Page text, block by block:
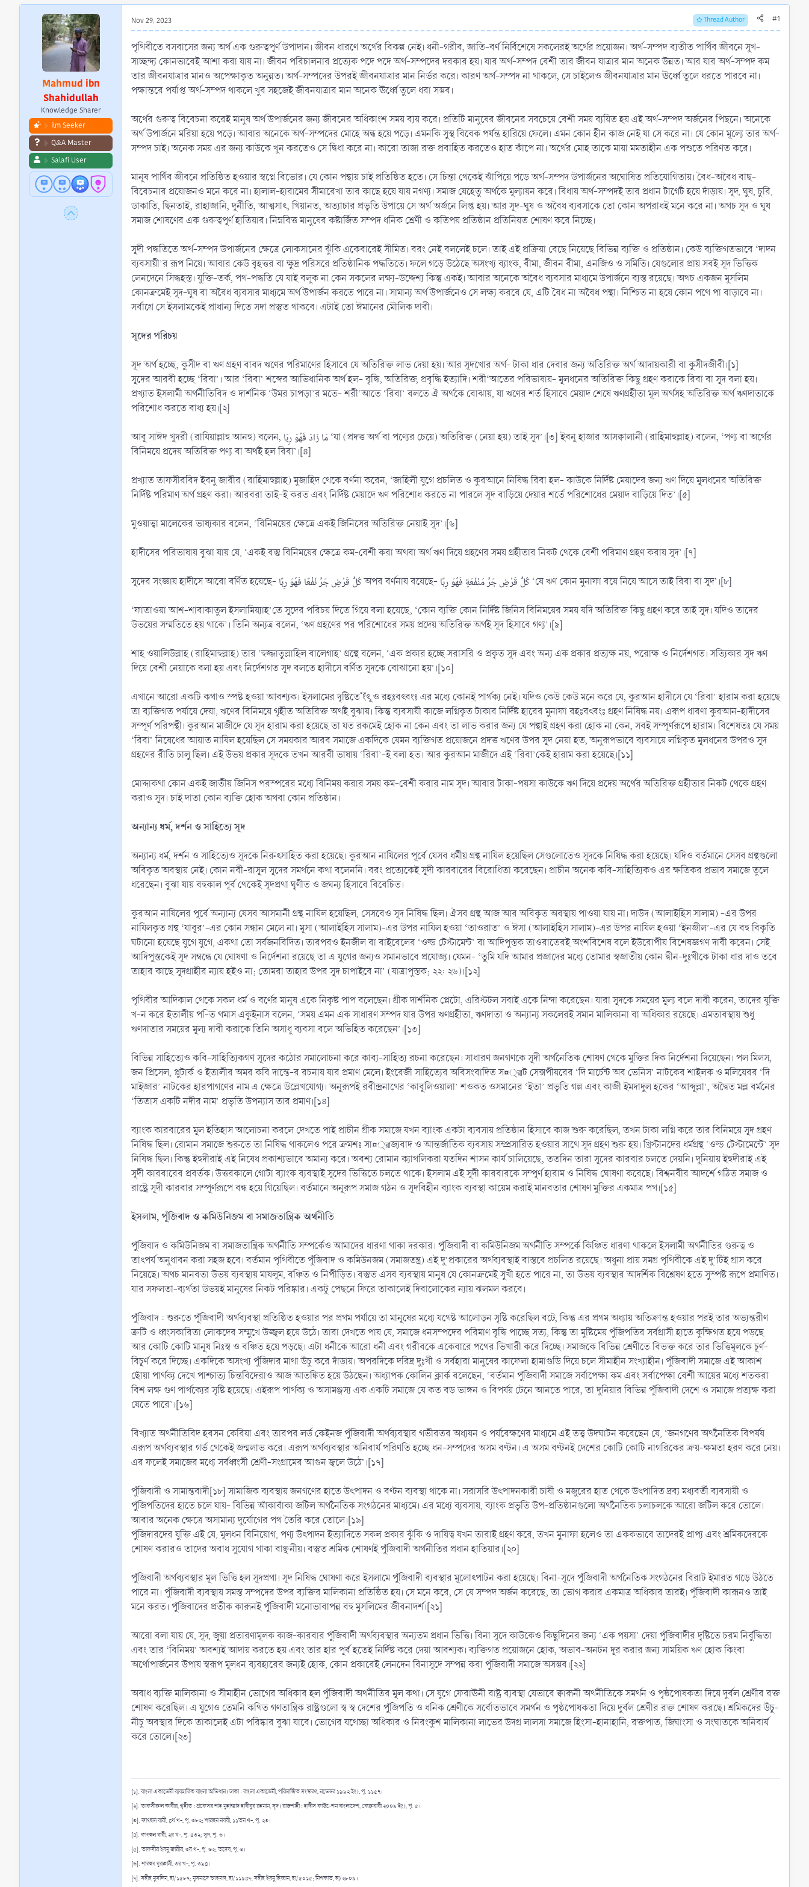
r
t
e
r
Mahmud ibn
Shahidullah
Knowledge Sharer
ilm Seeker
Q&A Master
Salafi User
Nov 29, 2023 Thread Author #1
পৃথিবীতে বসবাসের জন্য অর্থ এক গুরুত্বপূর্ণ উপাদান। জীবন ধারণে অর্থের বিকল্প নেই। ধনী-গরীব, জাতি-বর্ণ নির্বিশেষে সকলেরই অর্থের প্রয়োজন। অর্থ-সম্পদ ব্যতীত পার্থিব জীবনে সুখ-
সাচ্ছন্দ্য কোনভাবেই আশা করা যায় না। জীবন পরিচালনার প্রত্যেক পদে পদে অর্থ-সম্পদের দরকার হয়। যার অর্থ-সম্পদ বেশী তার জীবন যাত্রার মান অনেক উন্নত। আর যার অর্থ-সম্পদ কম
তার জীবনযাত্রার মানও অপেক্ষাকৃত অনুন্নত। অর্থ-সম্পদের উপরই জীবনযাত্রার মান নির্ভর করে। কারণ অর্থ-সম্পদ না থাকলে, সে চাইলেও জীবনযাত্রার মান ঊর্ধ্বে তুলে ধরতে পারবে না।
পক্ষান্তরে পর্যাপ্ত অর্থ-সম্পদ থাকলে খুব সহজেই জীবনযাত্রার মান অনেক ঊর্ধ্বে তুলে ধরা সম্ভব।
অর্থের গুরুত্ব বিবেচনা করেই মানুষ অর্থ উপার্জনের জন্য জীবনের অধিকাংশ সময় ব্যয় করে। প্রতিটি মানুষের জীবনের সবচেয়ে বেশী সময় ব্যয়িত হয় এই অর্থ-সম্পদ অর্জনের পিছনে। অনেকে
অর্থ উপার্জনে মরিয়া হয়ে পড়ে। আবার অনেকে অর্থ-সম্পদের মোহে অন্ধ হয়ে পড়ে। এমনকি সুস্থ বিবেক পর্যন্ত হারিয়ে ফেলে। এমন কোন হীন কাজ নেই যা সে করে না। যে কোন মূল্যে তার অর্থ-
সম্পদ চাই। অনেক সময় এর জন্য কাউকে খুন করতেও সে দ্বিধা করে না। কারো তাজা রক্ত প্রবাহিত করতেও হাত কাঁপে না। অর্থের মোহ তাকে মায়া মমতাহীন এক পশুতে পরিণত করে।
মানুষ পার্থিব জীবনে প্রতিষ্ঠিত হওয়ার স্বপ্নে বিভোর। যে কোন পন্থায় চাই প্রতিষ্ঠিত হতে। সে চিন্তা থেকেই ঝাঁপিয়ে পড়ে অর্থ-সম্পদ উপার্জনের অঘোষিত প্রতিযোগিতায়। বৈধ-অবৈধ বাছ-
বিবেচনার প্রয়োজনও মনে করে না। হালাল-হারামের সীমারেখা তার কাছে হয়ে যায় নগণ্য। সমাজ যেহেতু অর্থকে মূল্যায়ন করে। বিধায় অর্থ-সম্পদই তার প্রধান টার্গেট হয়ে দাঁড়ায়। সূদ, ঘুষ, চুরি,
ডাকাতি, ছিনতাই, রাহাজানি, দুর্নীতি, আত্মসাৎ, খিয়ানত, অত্যাচার প্রভৃতি উপায়ে সে অর্থ অর্জনে লিপ্ত হয়। আর সূদ-ঘুষ ও অবৈধ ব্যবসাকে তো কোন অপরাধই মনে করে না। অথচ সূদ ও ঘুষ
সমাজ শোষণের এক গুরুত্বপূর্ণ হাতিয়ার। নিম্নবিত্ত মানুষের কষ্টার্জিত সম্পদ ধনিক শ্রেণী ও কতিপয় প্রতিষ্ঠান প্রতিনিয়ত শোষণ করে নিচ্ছে।
সূদী পদ্ধতিতে অর্থ-সম্পদ উপার্জনের ক্ষেত্রে লোকসানের ঝুঁকি একেবারেই সীমিত। বরং নেই বললেই চলে। তাই এই প্রক্রিয়া বেছে নিয়েছে বিভিন্ন ব্যক্তি ও প্রতিষ্ঠান। কেউ ব্যক্তিগতভাবে ‘দাদন
ব্যবসায়ী’র রূপ নিয়ে। আবার কেউ বৃহত্তর বা ক্ষুদ্র পরিসরে প্রতিষ্ঠানিক পদ্ধতিতে। ফলে গড়ে উঠেছে অসংখ্য ব্যাংক, বীমা, জীবন বীমা, এনজিও ও সমিতি। যেগুলোর প্রায় সবই সূদ ভিত্তিক
লেনদেনে সিদ্ধহস্ত। যুক্তি-তর্ক, পথ-পদ্ধতি যে যাই বলুক না কেন সকলের লক্ষ্য-উদ্দেশ্য কিন্তু একই। আবার অনেকে অবৈধ ব্যবসার মাধ্যমে উপার্জনে ব্যস্ত রয়েছে। অথচ একজন মুসলিম
কোনক্রমেই সূদ-ঘুষ বা অবৈধ ব্যবসার মাধ্যমে অর্থ উপার্জন করতে পারে না। সামান্য অর্থ উপার্জনেও সে লক্ষ্য করবে যে, এটি বৈধ না অবৈধ পন্থা। নিশ্চিত না হয়ে কোন পথে পা বাড়াবে না।
সর্বাগ্রে সে ইসলামকেই প্রাধান্য দিতে সদা প্রস্তুত থাকবে। এটাই তো ঈমানের মৌলিক দাবী।
সূদের পরিচয়
সূদ অর্থ হচ্ছে, কুসীদ বা ঋণ গ্রহণ বাবদ ঋণের পরিমাণের হিসাবে যে অতিরিক্ত লাভ দেয়া হয়। আর সূদখোর অর্থ- টাকা ধার দেবার জন্য অতিরিক্ত অর্থ আদায়কারী বা কুসীদজীবী।[১]
সূদের আরবী হচ্ছে ‘রিবা’। আর ‘রিবা’ শব্দের আভিধানিক অর্থ হল- বৃদ্ধি, অতিরিক্ত, প্রবৃদ্ধি ইত্যাদি। শরী‘আতের পরিভাষায়- মূলধনের অতিরিক্ত কিছু গ্রহণ করাকে রিবা বা সূদ বলা হয়।
প্রখ্যাত ইসলামী অর্থনীতিবিদ ও দার্শনিক ‘উমর চাপড়া’র মতে- শরী‘আতে ‘রিবা’ বলতে ঐ অর্থকে বোঝায়, যা ঋণের শর্ত হিসাবে মেয়াদ শেষে ঋণগ্রহীতা মূল অর্থসহ অতিরিক্ত অর্থ ঋণদাতাকে
পরিশোধ করতে বাধ্য হয়।[২]
আবূ সাঈদ খুদরী (রাযিয়াল্লাহু আনহু) বলেন, مَا زَادَ فَهُوَ رِبَا ‘যা (প্রদত্ত অর্থ বা পণ্যের চেয়ে) অতিরিক্ত (নেয়া হয়) তাই সূদ’।[৩] ইবনু হাজার আসক্বালানী (রাহিমাহুল্লাহ) বলেন, ‘পণ্য বা অর্থের
বিনিময়ে প্রদেয় অতিরিক্ত পণ্য বা অর্থই হল রিবা’।[৪]
প্রখ্যাত তাফসীরবিদ ইবনু জারীর (রাহিমাহুল্লাহ) মুজাহিদ থেকে বর্ণনা করেন, ‘জাহিলী যুগে প্রচলিত ও কুরআনে নিষিদ্ধ রিবা হল- কাউকে নির্দিষ্ট মেয়াদের জন্য ঋণ দিয়ে মূলধনের অতিরিক্ত
নির্দিষ্ট পরিমাণ অর্থ গ্রহণ করা। আরবরা তাই-ই করত এবং নির্দিষ্ট মেয়াদে ঋণ পরিশোধ করতে না পারলে সূদ বাড়িয়ে দেয়ার শর্তে পরিশোধের মেয়াদ বাড়িয়ে দিত’।[৫]
মুওয়াত্ত্বা মালেকের ভাষ্যকার বলেন, ‘বিনিময়ের ক্ষেত্রে একই জিনিসের অতিরিক্ত নেয়াই সূদ’।[৬]
হাদীসের পরিভাষায় বুঝা যায় যে, ‘একই বস্তু বিনিময়ের ক্ষেত্রে কম-বেশী করা অথবা অর্থ ঋণ দিয়ে গ্রহণের সময় গ্রহীতার নিকট থেকে বেশী পরিমাণ গ্রহণ করায় সূদ’।[৭]
সূদের সংজ্ঞায় হাদীসে আরো বর্ণিত হয়েছে- كُلُّ قَرْضٍ جَرَّ نَفْعًا فَهُوَ رِبًا অপর বর্ণনায় রয়েছে- كُلُّ قَرْضٍ جَرَّ مَنْفَعَةٍ فَهُوَ رِبًا ‘যে ঋণ কোন মুনাফা বয়ে নিয়ে আসে তাই রিবা বা সূদ’।[৮]
‘ফাতাওয়া আশ-শাবাকাতুল ইসলামিয়্যাহ’তে সূদের পরিচয় দিতে গিয়ে বলা হয়েছে, ‘কোন ব্যক্তি কোন নির্দিষ্ট জিনিস বিনিময়ের সময় যদি অতিরিক্ত কিছু গ্রহণ করে তাই সূদ। যদিও তাদের
উভয়ের সম্মতিতে হয় থাকে’। তিনি অন্যত্র বলেন, ‘ঋণ গ্রহণের পর পরিশোধের সময় প্রদেয় অতিরিক্ত অর্থই সূদ হিসাবে গণ্য’।[৯]
শাহ ওয়ালিউল্লাহ (রাহিমাহুল্লাহ) তার ‘হুজ্জাতুল্লাহিল বালেগাহ’ গ্রন্থে বলেন, ‘এক প্রকার হচ্ছে সরাসরি ও প্রকৃত সূদ এবং অন্য এক প্রকার প্রত্যক্ষ নয়, পরোক্ষ ও নির্দেশগত। সত্যিকার সূদ ঋণ
দিয়ে বেশী নেয়াকে বলা হয় এবং নির্দেশগত সূদ বলতে হাদীসে বর্ণিত সূদকে বোঝানো হয়’।[১০]
এখানে আরো একটি কথাও স্পষ্ট হওয়া আবশ্যক। ইসলামের দৃষ্টিতে ঁংঁৎু ও রহঃবৎবংঃ এর মধ্যে কোনই পার্থক্য নেই। যদিও কেউ কেউ মনে করে যে, কুরআন হাদীসে যে ‘রিবা’ হারাম করা হয়েছে
তা ব্যক্তিগত পর্যায়ে দেয়া, ঋণের বিনিময়ে গৃহীত অতিরিক্ত অর্থই বুঝায়। কিন্তু ব্যবসায়ী কাজে লগ্নিকৃত টাকার নির্দিষ্ট হারের মুনাফা রহঃবৎবংঃ গ্রহণ নিষিদ্ধ নয়। এরূপ ধারণা কুরআন-হাদীসের
সম্পূর্ণ পরিপন্থী। কুরআন মাজীদে যে সূদ হারাম করা হয়েছে তা যত রকমেই হোক না কেন এবং তা লাভ করার জন্য যে পন্থাই গ্রহণ করা হোক না কেন, সবই সম্পূর্ণরূপে হারাম। বিশেষতঃ যে সময়
‘রিবা’ নিষেধের আয়াত নাযিল হয়েছিল সে সময়কার আরব সমাজে একদিকে যেমন ব্যক্তিগত প্রয়োজনে প্রদত্ত ঋণের উপর সূদ নেয়া হত, অনুরূপভাবে ব্যবসায়ে লগ্নিকৃত মূলধনের উপরও সূদ
গ্রহণের রীতি চালু ছিল। এই উভয় প্রকার সূদকে তখন আরবী ভাষায় ‘রিবা’-ই বলা হত। আর কুরআন মাজীদে এই ‘রিবা’কেই হারাম করা হয়েছে।[১১]
মোদ্দাকথা কোন একই জাতীয় জিনিস পরস্পরের মধ্যে বিনিময় করার সময় কম-বেশী করার নাম সূদ। আবার টাকা-পয়সা কাউকে ঋণ দিয়ে প্রদেয় অর্থের অতিরিক্ত গ্রহীতার নিকট থেকে গ্রহণ
করাও সূদ। চাই দাতা কোন ব্যক্তি হোক অথবা কোন প্রতিষ্ঠান।
অন্যান্য ধর্ম, দর্শন ও সাহিত্যে সূদ
অন্যান্য ধর্ম, দর্শন ও সাহিত্যেও সূদকে নিরুৎসাহিত করা হয়েছে। কুরআন নাযিলের পূর্বে যেসব ধর্মীয় গ্রন্থ নাযিল হয়েছিল সেগুলোতেও সূদকে নিষিদ্ধ করা হয়েছে। যদিও বর্তমানে সেসব গ্রন্থগুলো
অবিকৃত অবস্থায় নেই। কোন নবী-রাসূল সূদের সমর্থনে কথা বলেননি। বরং প্রত্যেকেই সূদী কারবারের বিরোধিতা করেছেন। প্রাচীন অনেক কবি-সাহিত্যিকও এর ক্ষতিকর প্রভাব সমাজে তুলে
ধরেছেন। বুঝা যায় বহুকাল পূর্ব থেকেই সূদপ্রথা ঘৃণীত ও জঘন্য হিসাবে বিবেচিত।
কুরআন নাযিলের পূর্বে অন্যান্য যেসব আসমানী গ্রন্থ নাযিল হয়েছিল, সেসবেও সূদ নিষিদ্ধ ছিল। ঐসব গ্রন্থ আজ আর অবিকৃত অবস্থায় পাওয়া যায় না। দাউদ (আলাইহিস সালাম) -এর উপর
নাযিলকৃত গ্রন্থ ‘যাবূর’-এর কোন সন্ধান মেলে না। মূসা (আলাইহিস সালাম)-এর উপর নাযিল হওয়া ‘তাওরাত’ ও ঈসা (আলাইহিস সালাম)-এর উপর নাযিল হওয়া ‘ইনজীল’-এর যে বহু বিকৃতি
ঘটানো হয়েছে যুগে যুগে, একথা তো সর্বজনবিদিত। তারপরও ইনজীল বা বাইবেলের ‘ওল্ড টেস্টামেন্ট’ বা আদিপুস্তক তাওরাতেরই অংশবিশেষ বলে ইউরোপীয় বিশেষজ্ঞগণ দাবী করেন। সেই
আদিপুস্তকেই সূদ সম্বন্ধে যে ঘোষণা ও নির্দেশনা রয়েছে তা এ যুগের জন্যও সমানভাবে প্রযোজ্য। যেমন- ‘তুমি যদি আমার প্রজাদের মধ্যে তোমার স্বজাতীয় কোন দ্বীন-দুঃখীকে টাকা ধার দাও তবে
তাহার কাছে সূদগ্রাহীর ন্যায় হইও না; তোমরা তাহার উপর সূদ চাপাইবে না’ (যাত্রাপুস্তক; ২২: ২৬)।[১২]
পৃথিবীর আদিকাল থেকে সকল ধর্ম ও বর্ণের মানুষ একে নিকৃষ্ট পাপ বলেছেন। গ্রীক দার্শনিক প্লেটো, এরিস্টটল সবাই একে নিন্দা করেছেন। যারা সূদকে সময়ের মূল্য বলে দাবী করেন, তাদের যুক্তি
খ-ন করে ইতালীয় প-িত থমাস একুইনাস বলেন, ‘সময় এমন এক সাধারণ সম্পদ যার উপর ঋণগ্রহীতা, ঋণদাতা ও অন্যান্য সকলেরই সমান মালিকানা বা অধিকার রয়েছে। এমতাবস্থায় শুধু
ঋণদাতার সময়ের মূল্য দাবী করাকে তিনি অসাধু ব্যবসা বলে অভিহিত করেছেন’।[১৩]
বিভিন্ন সাহিত্যেও কবি-সাহিত্যিকগণ সূদের কঠোর সমালোচনা করে কাব্য-সাহিত্য রচনা করেছেন। সাধারণ জনগণকে সূদী অর্থনৈতিক শোষণ থেকে মুক্তির দিক নির্দেশনা দিয়েছেন। পল মিলস,
জন প্রিসেল, প্লুটার্ক ও ইতালীর অমর কবি দান্তে-র রচনায় যার প্রমাণ মেলে। ইংরেজী সাহিত্যের অবিসংবাদিত স¤্রাট সেক্সপীয়রের ‘দি মার্চেন্ট অব ভেনিস’ নাটকের শাইলক ও মলিয়েরর ‘দি
মাইজার’ নাটকের হারপাগণের নাম এ ক্ষেত্রে উল্লেখযোগ্য। অনুরূপই রবীন্দ্রনাথের ‘কাবুলিওয়ালা’ শওকত ওসমানের ‘ইতা’ প্রভৃতি গল্প এবং কাজী ইমদাদুল হকের ‘আব্দুল্লা’, অদ্বৈত মল্ল বর্মনের
‘তিতাস একটি নদীর নাম’ প্রভৃতি উপন্যাস তার প্রমাণ।[১৪]
ব্যাংক কারবারের মূল ইতিহাস আলোচনা করলে দেখতে পাই প্রাচীন গ্রীক সমাজে যখন ব্যাংক একটা ব্যবসায় প্রতিষ্ঠান হিসাবে কাজ শুরু করেছিল, তখন টাকা লগ্নি করে তার বিনিময়ে সূদ গ্রহণ
নিষিদ্ধ ছিল। রোমান সমাজে শুরুতে তা নিষিদ্ধ থাকলেও পরে ক্রমশঃ সা¤্রাজ্যবাদ ও আন্তর্জাতিক ব্যবসায় সম্প্রসারিত হওয়ার সাথে সূদ গ্রহণ শুরু হয়। খ্রিস্টানদের ধর্মগ্রন্থ ‘ওল্ড টেস্টামেন্টে’ সূদ
নিষিদ্ধ ছিল। কিন্তু ইহুদীরাই এই নিষেধ প্রকাশ্যভাবে অমান্য করে। অবশ্য রোমান ক্যাথলিকরা যতদিন শাসন কার্য চালিয়েছে, ততদিন তারা সূদের কারবার চলতে দেয়নি। দুনিয়ায় ইহুদীরাই এই
সূদী কারবারের প্রবর্তক। উত্তরকালে গোটা ব্যাংক ব্যবস্থাই সূদের ভিত্তিতে চলতে থাকে। ইসলাম এই সূদী কারবারকে সম্পূর্ণ হারাম ও নিষিদ্ধ ঘোষণা করেছে। বিশ্বনবীর আদর্শে গঠিত সমাজ ও
রাষ্ট্রে সূদী কারবার সম্পূর্ণরূপে বন্ধ হয়ে গিয়েছিল। বর্তমানে অনুরূপ সমাজ গঠন ও সূদবিহীন ব্যাংক ব্যবস্থা কায়েম করাই মানবতার শোষণ মুক্তির একমাত্র পথ।[১৫]
ইসলাম, পুঁজিবাদ ও কমিউনিজম বা সমাজতান্ত্রিক অর্থনীতি
পুঁজিবাদ ও কমিউনিজম বা সমাজতান্ত্রিক অর্থনীতি সম্পর্কেও আমাদের ধারণা থাকা দরকার। পুঁজিবাদী বা কমিউনিজম অর্থনীতি সম্পর্কে কিঞ্চিত ধারণা থাকলে ইসলামী অর্থনীতির গুরুত্ব ও
তাৎপর্য অনুধাবন করা সহজ হবে। বর্তমান পৃথিবীতে পুঁজিবাদ ও কমিউনজম (সমাজতন্ত্র) এই দু’প্রকারের অর্থব্যবস্থাই বাস্তবে প্রচলিত রয়েছে। অধুনা প্রায় সমগ্র পৃথিবীকে এই দু’টিই গ্রাস করে
নিয়েছে। অথচ মানবতা উভয় ব্যবস্থায় মাযলূম, বঞ্চিত ও নিপীড়িত। বস্তুত এসব ব্যবস্থায় মানুষ যে কোনক্রমেই সুখী হতে পারে না, তা উভয় ব্যবস্থার আদর্শিক বিশ্লেষণ হতে সুস্পষ্ট রূপে প্রমাণিত।
যার সফলতা-ব্যর্থতা উভয়ই মানুষের নিকট পরিষ্কার। একটু পেছনে ফিরে তাকালেই দিবালোকের ন্যায় ঝলমল করবে।
পুঁজিবাদ : শুরুতে পুঁজিবাদী অর্থব্যবস্থা প্রতিষ্ঠিত হওয়ার পর প্রথম পর্যায়ে তা মানুষের মধ্যে যথেষ্ট আলোড়ন সৃষ্টি করেছিল বটে, কিন্তু এর প্রথম অধ্যায় অতিক্রান্ত হওয়ার পরই তার অভ্যন্তরীণ
ত্রুটি ও ধ্বংসকারিতা লোকদের সম্মুখে উজ্জ্বল হয়ে উঠে। তারা দেখতে পায় যে, সমাজে ধনসম্পদের পরিমাণ বৃদ্ধি পাচ্ছে সত্য, কিন্তু তা মুষ্টিমেয় পুঁজিপতির সর্বগ্রাসী হাতে কুক্ষিগত হয়ে পড়ছে
আর কোটি কোটি মানুষ নিঃস্ব ও বঞ্চিত হয়ে পড়ছে। এটা ধনীকে আরো ধনী এবং গরীবকে একেবারে পথের ভিখারী করে দিচ্ছে। সমাজকে বিভিন্ন শ্রেণীতে বিভক্ত করে তার ভিত্তিমূলকে চূর্ণ-
বিচূর্ণ করে দিচ্ছে। একদিকে অসংখ্য পুঁজিদার মাথা উঁচু করে দাঁড়ায়। অপরদিকে দরিদ্র দুঃখী ও সর্বহারা মানুষের কাফেলা হামাগুড়ি দিয়ে চলে সীমাহীন সংখ্যাহীন। পুঁজিবাদী সমাজে এই আকাশ
ছোঁয়া পার্থক্য দেখে পাশ্চাত্য চিন্তবিদেরাও আজ আতঙ্কিত হয়ে উঠছেন। অধ্যাপক কোলিন ক্লার্ক বলেছেন, ‘বর্তমান পুঁজিবাদী সমাজে সর্বাপেক্ষা কম এবং সর্বাপেক্ষা বেশী আয়ের মধ্যে শতকরা
বিশ লক্ষ গুণ পার্থক্যের সৃষ্টি হয়েছে। এইরূপ পার্থক্য ও অসামঞ্জস্য এক একটি সমাজে যে কত বড় ভাঙ্গন ও বিপর্যয় টেনে আনতে পারে, তা দুনিয়ার বিভিন্ন পুঁজিবাদী দেশে ও সমাজে প্রত্যক্ষ করা
যেতে পারে’।[১৬]
বিখ্যাত অর্থনীতিবিদ হবসন কেরিয়া এবং তারপর লর্ড কেইনজ পুঁজিবাদী অর্থব্যবস্থার গভীরতর অধ্যয়ন ও পর্যবেক্ষণের মাধ্যমে এই তত্ত্ব উদঘাটন করেছেন যে, ‘জনগণের অর্থনৈতিক বিপর্যয়
এরূপ অর্থব্যবস্থার গর্ভ থেকেই জন্মলাভ করে। এরূপ অর্থব্যবস্থার অনিবার্য পরিণতি হচ্ছে ধন-সম্পদের অসম বণ্টন। এ অসম বণ্টনই দেশের কোটি কোটি নাগরিকের ক্রয়-ক্ষমতা হরণ করে নেয়।
এর ফলেই সমাজের মধ্যে সর্বধ্বংসী শ্রেণী-সংগ্রামের আগুন জ্বলে উঠে’।[১৭]
পুঁজিবাদী ও সামান্তবাদী[১৮] সামাজিক ব্যবস্থায় জনগণের হাতে উৎপাদন ও বণ্টন ব্যবস্থা থাকে না। সরাসরি উৎপাদনকারী চাষী ও মজুরের হাত থেকে উৎপাদিত দ্রব্য মধ্যবর্তী ব্যবসায়ী ও
পুঁজিপতিদের হাতে চলে যায়- বিভিন্ন আঁকাবাঁকা জটিল অর্থনৈতিক সংগঠনের মাধ্যমে। এর মধ্যে ব্যবসায়, ব্যাংক প্রভৃতি উপ-প্রতিষ্ঠানগুলো অর্থনৈতিক চলাচলকে আরো জটিল করে তোলে।
আবার অনেক ক্ষেত্রে অসামান্য দুর্যোগের পথ তৈরি করে তোলে।[১৯]
পুঁজিদারদের যুক্তি এই যে, মূলধন বিনিয়োগ, পণ্য উৎপাদন ইত্যাদিতে সকল প্রকার ঝুঁকি ও দায়িত্ব যখন তারাই গ্রহণ করে, তখন মুনাফা হলেও তা এককভাবে তাদেরই প্রাপ্য এবং শ্রমিকদেরকে
শোষণ করারও তাদের অবাধ সুযোগ থাকা বাঞ্ছনীয়। বস্তুত শ্রমিক শোষণই পুঁজিবাদী অর্থনীতির প্রধান হাতিয়ার।[২০]
পুঁজিবাদী অর্থব্যবস্থার মূল ভিত্তি হল সূদপ্রথা। সূদ নিষিদ্ধ ঘোষণা করে ইসলামে পুঁজিবাদী ব্যবস্থার মূলোৎপাটন করা হয়েছে। বিনা-সূদে পুঁজিবাদী অর্থনৈতিক সংগঠনের বিরাট ইমারত গড়ে উঠতে
পারে না। পুঁজিবাদী ব্যবস্থায় সমস্ত সম্পদের উপর ব্যক্তির মালিকানা প্রতিষ্ঠিত হয়। সে মনে করে, সে যে সম্পদ অর্জন করেছে, তা ভোগ করার একমাত্র অধিকার তারই। পুঁজিবাদী কারূনও তাই
মনে করত। পুঁজিবাদের প্রতীক কারূনই পুঁজিবাদী মনোভাবাপন্ন বহু মুসলিমের জীবনাদর্শ।[২১]
আরো বলা যায় যে, সূদ, জুয়া প্রতারণামূলক কাজ-কারবার পুঁজিবাদী অর্থব্যবস্থার অন্যতম প্রধান ভিত্তি। বিনা সূদে কাউকেও কিছুদিনের জন্য ‘এক পয়সা’ দেয়া পুঁজিবাদীর দৃষ্টিতে চরম নির্বুদ্ধিতা
এবং তার ‘বিনিময়’ অবশ্যই আদায় করতে হয় এবং তার হার পূর্ব হতেই নির্দিষ্ট করে দেয়া আবশ্যক। ব্যক্তিগত প্রয়োজনে হোক, অভাব-অনটন দূর করার জন্য সাময়িক ঋণ হোক কিংবা
অর্থোপার্জনের উপায় স্বরূপ মূলধন ব্যবহারের জন্যই হোক, কোন প্রকারেই লেনদেন বিনাসূদে সম্পন্ন করা পুঁজিবাদী সমাজে অসম্ভব।[২২]
অবাধ ব্যক্তি মালিকানা ও সীমাহীন ভোগের অধিকার হল পুঁজিবাদী অর্থনীতির মূল কথা। সে যুগে ফেরাঊনী রাষ্ট্র ব্যবস্থা যেভাবে ক্বারূনী অর্থনীতিকে সমর্থন ও পৃষ্ঠপোষকতা দিয়ে দুর্বল শ্রেণীর রক্ত
শোষণ করেছিল। এ যুগেও তেমনি কথিত গণতান্ত্রিক রাষ্ট্রগুলো স্ব স্ব দেশের পুঁজিপতি ও ধনিক শ্রেণীকে সর্বোতভাবে সমর্থন ও পৃষ্ঠপোষকতা দিয়ে দুর্বল শ্রেণীর রক্ত শোষণ করছে। শ্রমিকদের উঁচু-
নীচু অবস্থার দিকে তাকালেই এটা পরিষ্কার বুঝা যাবে। ভোগের যথেচ্ছা অধিকার ও নিরংকুশ মালিকানা লাভের উদগ্র লালসা সমাজে হিংসা-হানাহানি, রক্তপাত, জিঘাংসা ও সংঘাতকে অনিবার্য
করে তোলে।[২৩]
[১]. বাংলা একাডেমী ব্যবহারিক বাংলা অভিধান (ঢাকা : বাংলা একাডেমী, পরিমার্জিত সংস্করণ, নভেম্বর ১৯৯২ ইং), পৃ. ১১৫৭।
[২]. তাফসীরুল কাবীর, গৃহীত : প্রফেসর শাহ মুহাম্মাদ হাবীবুর রহমান, সূদ (রাজশাহী : হাদীস ফাউ-েশন বাংলাদেশ, ফেব্রুয়াবী ২০০৯ ইং), পৃ. ৫।
[৩]. ফাৎহুল বারী, ৪র্থ খ-, পৃ. ৩৮২; শারহুন নববী, ১১তম খ-, পৃ. ২৩।
[৪]. ফাৎহুল বারী, ২য় খ-, পৃ. ৫৩২; সূদ, পৃ. ৬।
[৫]. তাফসীর ইবনু জারীর, ৩য় খ-, পৃ. ৬২; তদেব, পৃ. ৬।
[৬]. শারহুয যুরক্বানী, ৩য় খ-, পৃ. ৩৯৪।
[৭]. সহীহ মুসলিম, হা/১৫৮৭; মুসনাদে আহমাদ, হা/১১৯৪৭; সহীহ ইবনু হিব্বান, হা/৫০১৫; মিশকাত, হা/২৮০৯।